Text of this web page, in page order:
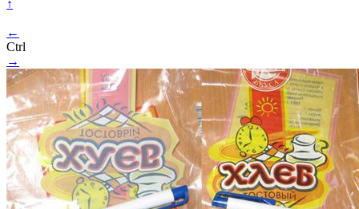
↑
←
Ctrl
→